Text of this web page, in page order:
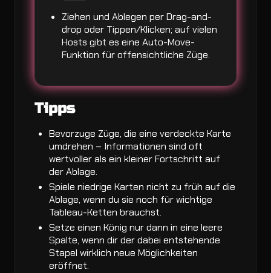
Ziehen und Ablegen per Drag-and-
drop oder Tippen/Klicken; auf vielen
Hosts gibt es eine Auto-Move-
Funktion für offensichtliche Züge.
Tipps
Bevorzuge Züge, die eine verdeckte Karte
umdrehen – Informationen sind oft
wertvoller als ein kleiner Fortschritt auf
der Ablage.
Spiele niedrige Karten nicht zu früh auf die
Ablage, wenn du sie noch für wichtige
Tableau-Ketten brauchst.
Setze einen König nur dann in eine leere
Spalte, wenn dir der dabei entstehende
Stapel wirklich neue Möglichkeiten
eröffnet.